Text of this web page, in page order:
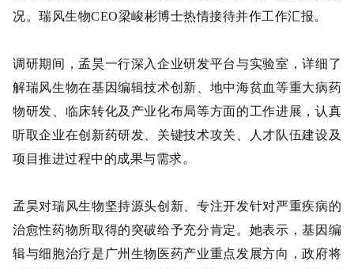
况。瑞风生物CEO梁峻彬博士热情接待并作工作汇报。
调研期间，孟昊一行深入企业研发平台与实验室，详细了
解瑞风生物在基因编辑技术创新、地中海贫血等重大病药
物研发、临床转化及产业化布局等方面的工作进展，认真
听取企业在创新药研发、关键技术攻关、人才队伍建设及
项目推进过程中的成果与需求。
孟昊对瑞风生物坚持源头创新、专注开发针对严重疾病的
治愈性药物所取得的突破给予充分肯定。她表示，基因编
辑与细胞治疗是广州生物医药产业重点发展方向，政府将